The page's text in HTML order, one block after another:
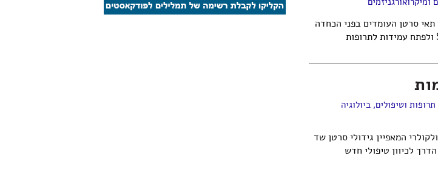
ומיקרואורגניזמים
תאי סרטן העומדים בפני הכחדה
וטיפולים,ביולוגיה
המאפיין גידולי סרטן שד
לכיוון טיפולי חדש